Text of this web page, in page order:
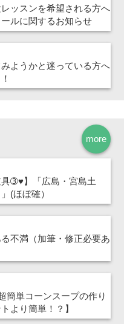
ッスンを希望される方へ
ルに関するお知らせ
ようかと迷っている方へ
more
具➂♥】「広島・宮島土
(ほぼ確）
不満（加筆・修正必要あ
簡単コーンスープの作り
より簡単！？】